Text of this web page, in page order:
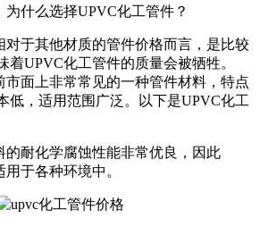
什么选择UPVC化工管件？
对于其他材质的管件价格而言，是比较
着UPVC化工管件的质量会被牺牲。
市面上非常常见的一种管件材料，特点
低，适用范围广泛。以下是UPVC化工
的耐化学腐蚀性能非常优良，因此
于各种环境中。